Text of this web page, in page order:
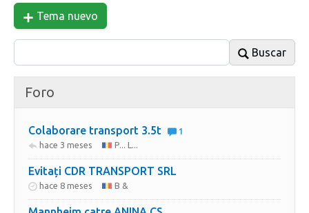
Tema nuevo
Buscar
Foro
Colaborare transport 3.5t
1
hace 3 meses
P... L...
Evitați CDR TRANSPORT SRL
hace 8 meses B &